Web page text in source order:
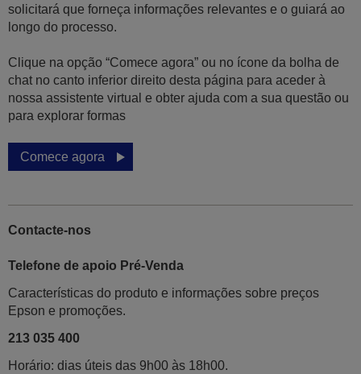
solicitará que forneça informações relevantes e o guiará ao
longo do processo.
Clique na opção “Comece agora” ou no ícone da bolha de
chat no canto inferior direito desta página para aceder à
nossa assistente virtual e obter ajuda com a sua questão ou
para explorar formas
Comece agora
Contacte-nos
Telefone de apoio Pré-Venda
Características do produto e informações sobre preços
Epson e promoções.
213 035 400
Horário: dias úteis das 9h00 às 18h00.